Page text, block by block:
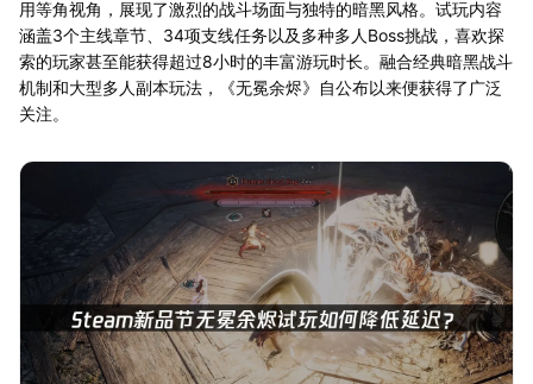
用等角视角，展现了激烈的战斗场面与独特的暗黑风格。试玩内容
涵盖3个主线章节、34项支线任务以及多种多人Boss挑战，喜欢探
索的玩家甚至能获得超过8小时的丰富游玩时长。融合经典暗黑战斗
机制和大型多人副本玩法，《无冕余烬》自公布以来便获得了广泛
关注。